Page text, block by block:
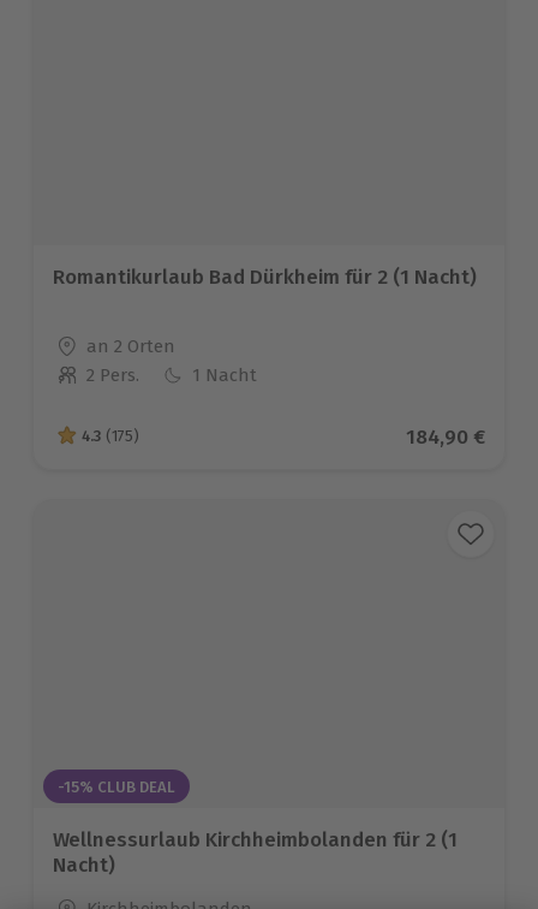
Romantikurlaub Bad Dürkheim für 2 (1 Nacht)
Standort
an 2 Orten
Anzahl der Teilnehmer
2 Pers. 1 Nacht
4.3 von 5 Sternen basierend auf 175 Bewertungen
4.3 (175) Aktueller
184,90 €
-15% CLUB DEAL
Wellnessurlaub Kirchheimbolanden für 2 (1
Nacht)